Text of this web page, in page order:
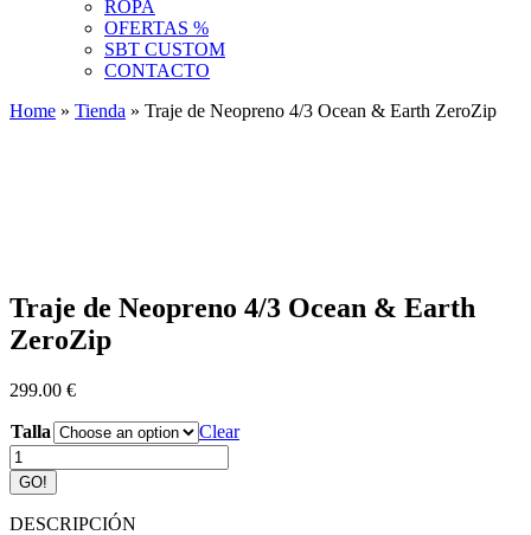
ROPA
OFERTAS %
SBT CUSTOM
CONTACTO
Home » Tienda » Traje de Neopreno 4/3 Ocean & Earth ZeroZip
Traje de Neopreno 4/3 Ocean & Earth
ZeroZip
299.00 €
Talla
Clear
Traje
de
Neopreno
4/3
GO!
DESCRIPCIÓN